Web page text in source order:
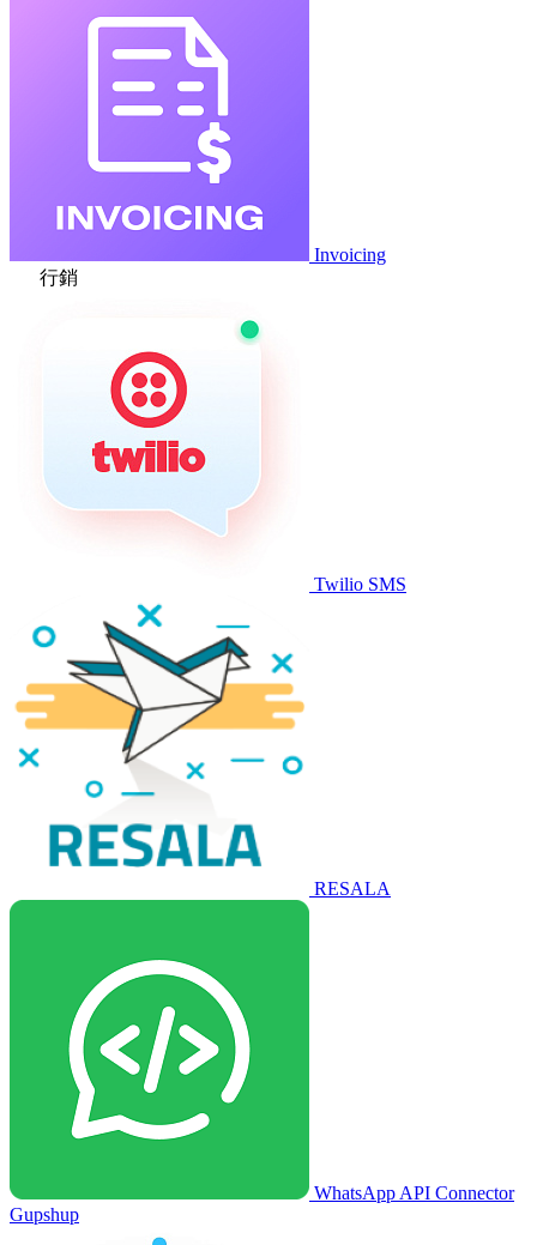
Invoicing
行銷
Twilio SMS
RESALA
WhatsApp API Connector
Gupshup